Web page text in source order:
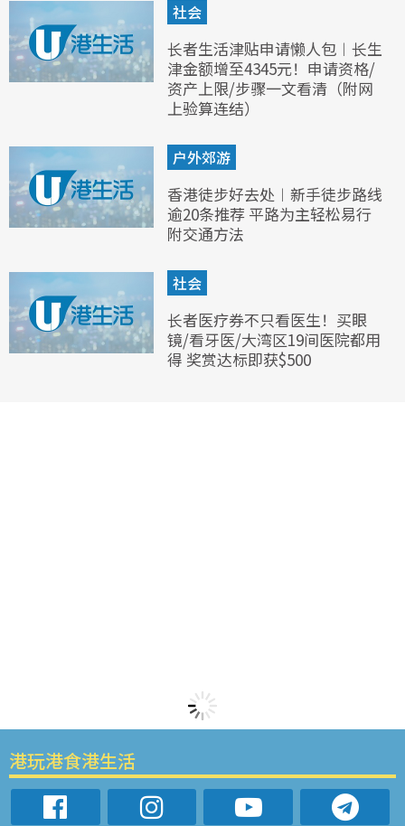
社会
长者生活津贴申请懒人包︱长生
津金额增至4345元！申请资格/
资产上限/步骤一文看清（附网
上验算连结）
户外郊游
香港徒步好去处︱新手徒步路线
逾20条推荐 平路为主轻松易行
附交通方法
社会
长者医疗券不只看医生！买眼
镜/看牙医/大湾区19间医院都用
得 奖赏达标即获$500
港玩港食港生活